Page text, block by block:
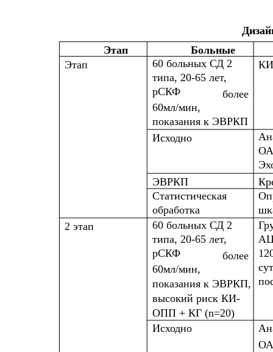
Этап
Больные
Этап
60 больных СД 2
типа, 20-65 лет,
рСКФ
более
60мл/мин,
показания к ЭВРКП
Исходно
ЭВРКП
Статистическая
обработка
2 этап
60 больных СД 2
типа, 20-65 лет,
рСКФ
более
60мл/мин,
показания к ЭВРКП,
высокий риск КИ-
ОПП + КГ (n=20)
Исходно